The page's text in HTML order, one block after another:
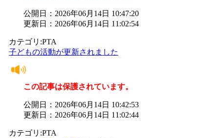
公開日：2026年06月14日 10:47:20
更新日：2026年06月14日 11:02:54
カテゴリ:PTA
子どもの活動が更新されました
この記事は保護されています。
公開日：2026年06月14日 10:42:53
更新日：2026年06月14日 11:02:44
カテゴリ:PTA